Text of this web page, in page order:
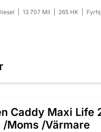
13 707 Mil 265 HK
Caddy Maxi Life
/Moms /Värmare